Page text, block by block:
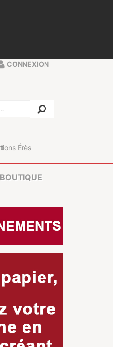
CONNEXION
BOUTIQUE